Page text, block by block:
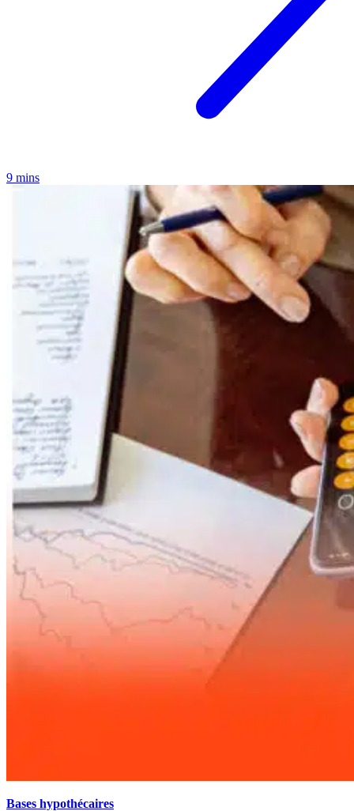
9 mins
Bases hypothécaires